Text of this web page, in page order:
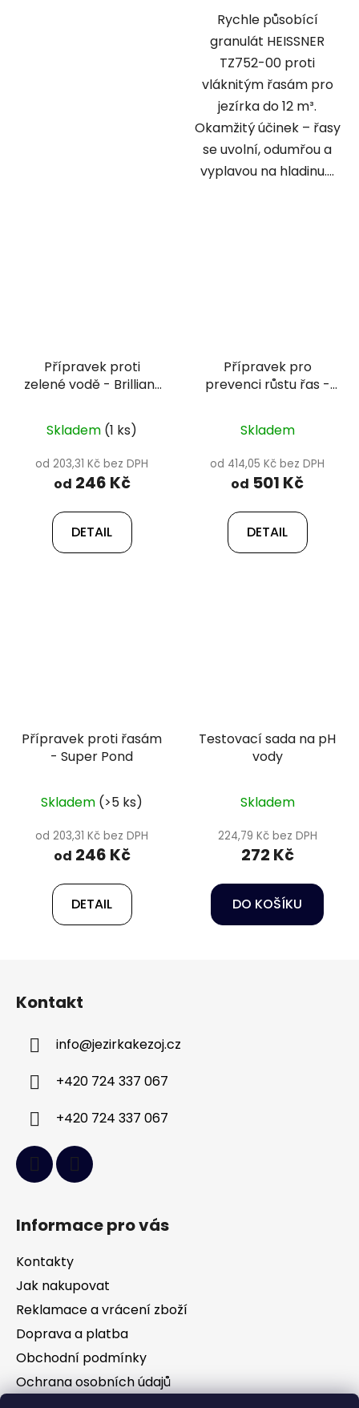
Rychle působící
granulát HEISSNER
TZ752-00 proti
vláknitým řasám pro
jezírka do 12 m³.
Okamžitý účinek – řasy
se uvolní, odumřou a
vyplavou na hladinu....
Přípravek proti
zelené vodě - Brilliant
Skladem (1 ks)
od 203,31 Kč bez DPH
od 246 Kč
DETAIL
Přípravek pro
prevenci růstu řas -
Skladem
od 414,05 Kč bez DPH
od 501 Kč
DETAIL
Přípravek proti řasám
- Super Pond
Skladem (>5 ks)
od 203,31 Kč bez DPH
od 246 Kč
DETAIL
Testovací sada na pH
vody
Skladem
224,79 Kč bez DPH
272 Kč
DO KOŠÍKU
Kontakt
info@jezirkakezoj.cz
+420 724 337 067
+420 724 337 067
Informace pro vás
Kontakty
Jak nakupovat
Reklamace a vrácení zboží
Doprava a platba
Obchodní podmínky
Ochrana osobních údajů